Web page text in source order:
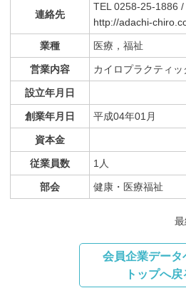
連絡先
TEL 0258-25-1886
http://adachi-
業種 医療，福祉
営業内容 カイロプラクティ
設立年月日
創業年月日 平成04年01月
資本金
従業員数 1人
部会 健康・医療福祉
会員企業データ
トップへ戻